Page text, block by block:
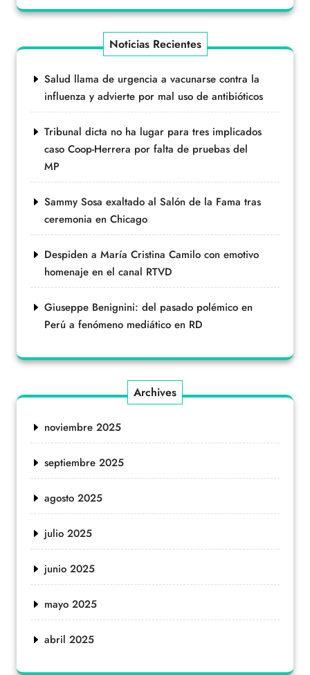
Noticias Recientes
Salud llama de urgencia a vacunarse contra la
influenza y advierte por mal uso de antibióticos
Tribunal dicta no ha lugar para tres implicados
caso Coop-Herrera por falta de pruebas del
MP
Sammy Sosa exaltado al Salón de la Fama tras
ceremonia en Chicago
Despiden a María Cristina Camilo con emotivo
homenaje en el canal RTVD
Giuseppe Benignini: del pasado polémico en
Perú a fenómeno mediático en RD
Archives
noviembre 2025
septiembre 2025
agosto 2025
julio 2025
junio 2025
mayo 2025
abril 2025